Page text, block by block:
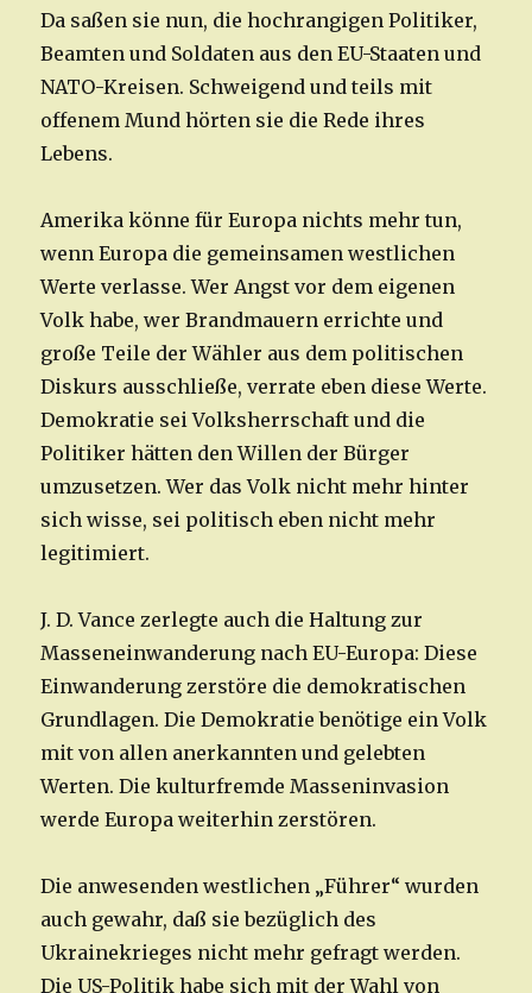
Da saßen sie nun, die hochrangigen Politiker,
Beamten und Soldaten aus den EU-Staaten und
NATO-Kreisen. Schweigend und teils mit
offenem Mund hörten sie die Rede ihres
Lebens.
Amerika könne für Europa nichts mehr tun,
wenn Europa die gemeinsamen westlichen
Werte verlasse. Wer Angst vor dem eigenen
Volk habe, wer Brandmauern errichte und
große Teile der Wähler aus dem politischen
Diskurs ausschließe, verrate eben diese Werte.
Demokratie sei Volksherrschaft und die
Politiker hätten den Willen der Bürger
umzusetzen. Wer das Volk nicht mehr hinter
sich wisse, sei politisch eben nicht mehr
legitimiert.
J. D. Vance zerlegte auch die Haltung zur
Masseneinwanderung nach EU-Europa: Diese
Einwanderung zerstöre die demokratischen
Grundlagen. Die Demokratie benötige ein Volk
mit von allen anerkannten und gelebten
Werten. Die kulturfremde Masseninvasion
werde Europa weiterhin zerstören.
Die anwesenden westlichen „Führer“ wurden
auch gewahr, daß sie bezüglich des
Ukrainekrieges nicht mehr gefragt werden.
Die US-Politik habe sich mit der Wahl von